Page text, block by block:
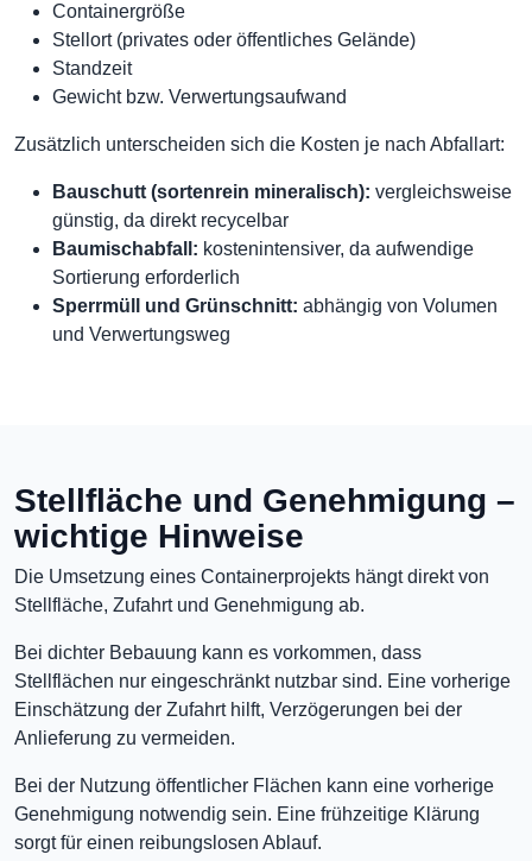
Containergröße
Stellort (privates oder öffentliches Gelände)
Standzeit
Gewicht bzw. Verwertungsaufwand
Zusätzlich unterscheiden sich die Kosten je nach Abfallart:
Bauschutt (sortenrein mineralisch): vergleichsweise
günstig, da direkt recycelbar
Baumischabfall: kostenintensiver, da aufwendige
Sortierung erforderlich
Sperrmüll und Grünschnitt: abhängig von Volumen
und Verwertungsweg
Stellfläche und Genehmigung –
wichtige Hinweise
Die Umsetzung eines Containerprojekts hängt direkt von
Stellfläche, Zufahrt und Genehmigung ab.
Bei dichter Bebauung kann es vorkommen, dass
Stellflächen nur eingeschränkt nutzbar sind. Eine vorherige
Einschätzung der Zufahrt hilft, Verzögerungen bei der
Anlieferung zu vermeiden.
Bei der Nutzung öffentlicher Flächen kann eine vorherige
Genehmigung notwendig sein. Eine frühzeitige Klärung
sorgt für einen reibungslosen Ablauf.